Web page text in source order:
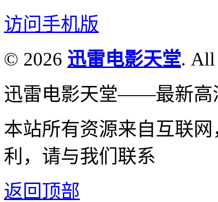
访问手机版
© 2026 迅雷电影天堂. All
迅雷电影天堂——最新高
本站所有资源来自互联
利，请与我们联系
返回顶部